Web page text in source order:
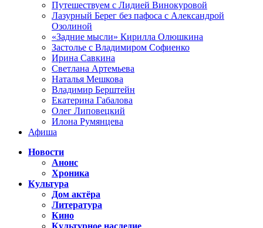
Путешествуем с Лидией Винокуровой
Лазурный Берег без пафоса с Александрой
Озолиной
«Задние мысли» Кирилла Олюшкина
Застолье с Владимиром Софиенко
Ирина Савкина
Светлана Артемьева
Наталья Мешкова
Владимир Берштейн
Екатерина Габалова
Олег Липовецкий
Илона Румянцева
Афиша
Новости
Анонс
Хроника
Культура
Дом актёра
Литература
Кино